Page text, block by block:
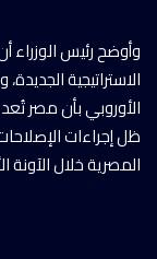
وأوضح رئيس الوزراء
الاستراتيجية
الأوروبي بأن مصر
ظل إجراءات
المصرية خلال الآونة